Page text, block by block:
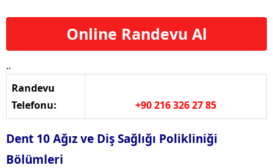
Online Randevu Al
..
Randevu
Telefonu:
+90 216 326 27 85
Dent 10 Ağız ve Diş Sağlığı Polikliniği
Bölümleri